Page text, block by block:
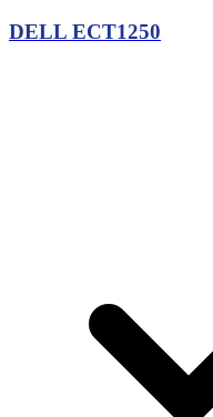
DELL ECT1250